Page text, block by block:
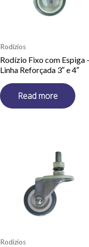
Rodízios
Rodízio Fixo com Espiga
Linha Reforçada 3″ e 4″
Read more
Rodízios